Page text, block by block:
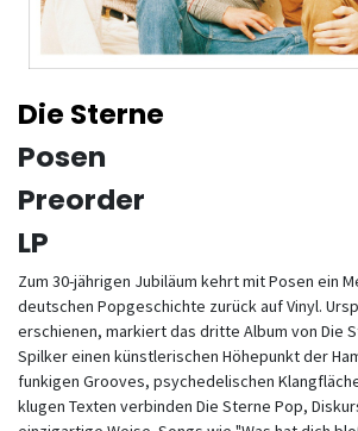
Die Sterne
Posen
Preorder
LP
Zum 30-jährigen Jubiläum kehrt mit Posen ein
deutschen Popgeschichte zurück auf Vinyl.
erschienen, markiert das dritte Album von Die
Spilker einen künstlerischen Höhepunkt der
funkigen Grooves, psychedelischen
klugen Texten verbinden Die Sterne Pop,